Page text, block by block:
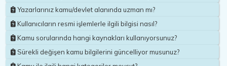
Yazarlarınız kamu/devlet alanında uzman mı?
Kullanıcıların resmi işlemlerle ilgili bilgisi nasıl?
Kamu sorularında hangi kaynakları kullanıyorsunuz?
Sürekli değişen kamu bilgilerini güncelliyor musunuz?